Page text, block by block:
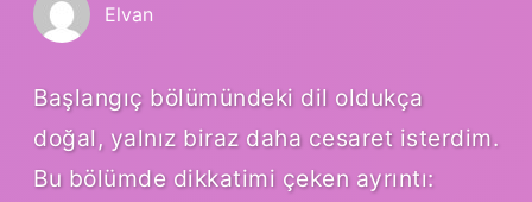
Elvan
Başlangıç bölümündeki dil oldukça
doğal, yalnız biraz daha cesaret isterdim.
Bu bölümde dikkatimi çeken ayrıntı: